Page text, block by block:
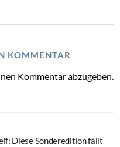
KOMMENTAR
Kommentar abzugeben.
Diese Sonderedition fällt